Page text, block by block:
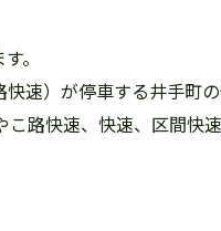
。
速）が停車する井手町の
路快速、快速、区間快